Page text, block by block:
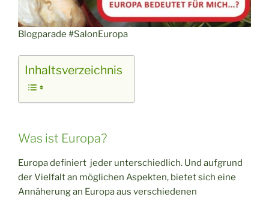
Blogparade #SalonEuropa
Inhaltsverzeichnis
Was ist Europa?
Europa definiert jeder unterschiedlich. Und aufgrund
der Vielfalt an möglichen Aspekten, bietet sich eine
Annäherung an Europa aus verschiedenen